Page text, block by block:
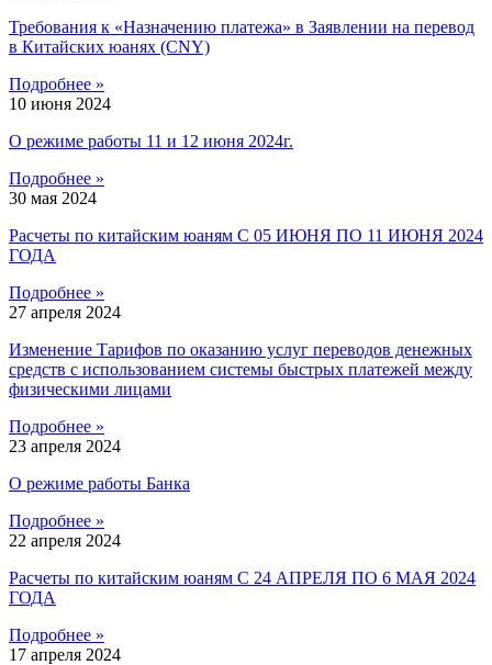
Требования к «Назначению платежа» в Заявлении на перевод
в Китайских юанях (CNY)
Подробнее »
10 июня 2024
О режиме работы 11 и 12 июня 2024г.
Подробнее »
30 мая 2024
Расчеты по китайским юаням С 05 ИЮНЯ ПО 11 ИЮНЯ 2024
ГОДА
Подробнее »
27 апреля 2024
Изменение Тарифов по оказанию услуг переводов денежных
средств с использованием системы быстрых платежей между
физическими лицами
Подробнее »
23 апреля 2024
О режиме работы Банка
Подробнее »
22 апреля 2024
Расчеты по китайским юаням С 24 АПРЕЛЯ ПО 6 МАЯ 2024
ГОДА
Подробнее »
17 апреля 2024